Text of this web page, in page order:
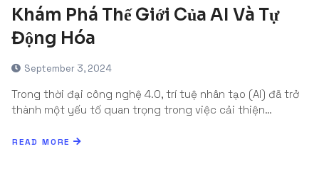
Khám Phá Thế Giới Của AI Và Tự
Động Hóa
September 3, 2024
Trong thời đại công nghệ 4.0, trí tuệ nhân tạo (AI) đã trở
thành một yếu tố quan trọng trong việc cải thiện…
READ MORE